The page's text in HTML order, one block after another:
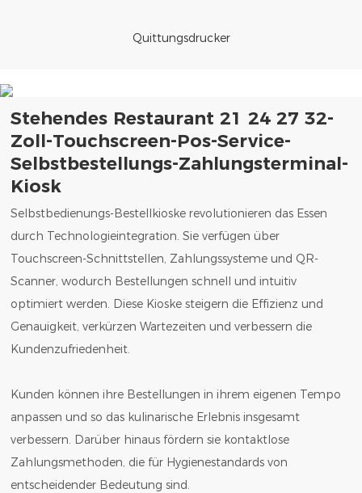
Quittungsdrucker
Stehendes Restaurant 21 24 27 32-
Zoll-Touchscreen-Pos-Service-
Selbstbestellungs-Zahlungsterminal-
Kiosk
Selbstbedienungs-Bestellkioske revolutionieren das Essen
durch Technologieintegration. Sie verfügen über
Touchscreen-Schnittstellen, Zahlungssysteme und QR-
Scanner, wodurch Bestellungen schnell und intuitiv
optimiert werden. Diese Kioske steigern die Effizienz und
Genauigkeit, verkürzen Wartezeiten und verbessern die
Kundenzufriedenheit.
Kunden können ihre Bestellungen in ihrem eigenen Tempo
anpassen und so das kulinarische Erlebnis insgesamt
verbessern. Darüber hinaus fördern sie kontaktlose
Zahlungsmethoden, die für Hygienestandards von
entscheidender Bedeutung sind.